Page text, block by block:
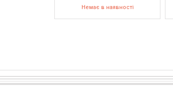
Немає в наявності